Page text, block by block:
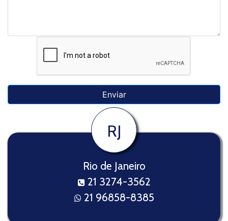
RJ
Rio de Janeiro
21 3274-3562
21 96858-8385